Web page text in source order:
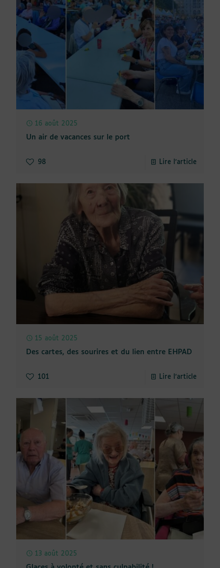
16 août 2025
Un air de vacances sur le port
98 Lire l'article
15 août 2025
Des cartes, des sourires et du lien entre EHPAD
101 Lire l'article
13 août 2025